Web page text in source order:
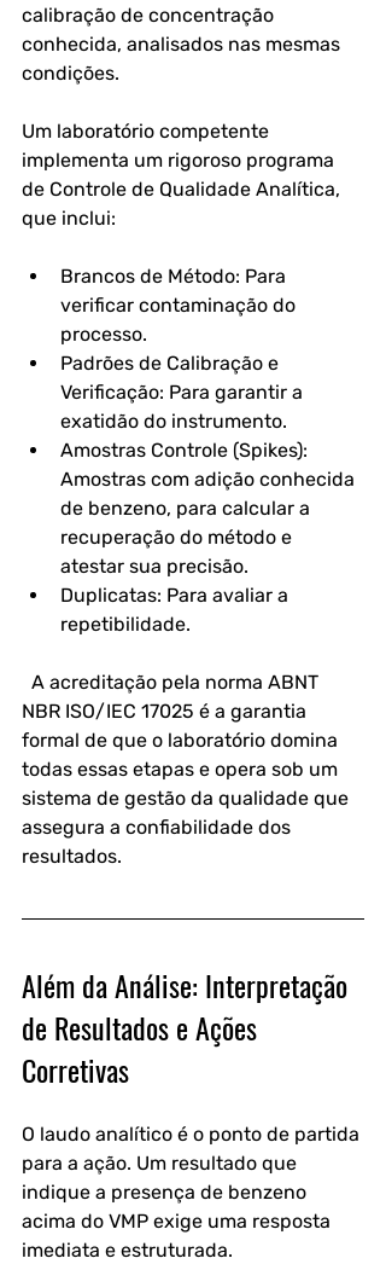
calibração de concentração
conhecida, analisados nas mesmas
condições.
Um laboratório competente
implementa um rigoroso programa
de Controle de Qualidade Analítica,
que inclui:
Brancos de Método: Para
verificar contaminação do
processo.
Padrões de Calibração e
Verificação: Para garantir a
exatidão do instrumento.
Amostras Controle (Spikes):
Amostras com adição conhecida
de benzeno, para calcular a
recuperação do método e
atestar sua precisão.
Duplicatas: Para avaliar a
repetibilidade.
NBR ISO/IEC 17025 é a garantia
formal de que o laboratório domina
todas essas etapas e opera sob um
sistema de gestão da qualidade que
assegura a confiabilidade dos
resultados.
Além da Análise: Interpretação
de Resultados e Ações
Corretivas
O laudo analítico é o ponto de partida
para a ação. Um resultado que
indique a presença de benzeno
acima do VMP exige uma resposta
imediata e estruturada.